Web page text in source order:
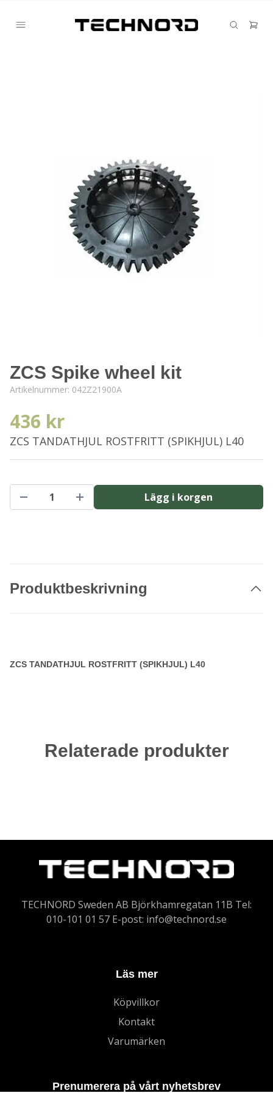
ZCS Spike wheel kit
Artikelnummer: 042Z21900A
436 kr
ZCS TANDATHJUL ROSTFRITT (SPIKHJUL) L40
Lägg i korgen
Produktbeskrivning
ZCS TANDATHJUL ROSTFRITT (SPIKHJUL) L40
Relaterade produkter
TECHNORD Sweden AB Björkhamregatan 11B Tel:
010-101 01 57 E-post: info@technord.se
Läs mer
Köpvillkor
Kontakt
Varumärken
Prenumerera på vårt nyhetsbrev